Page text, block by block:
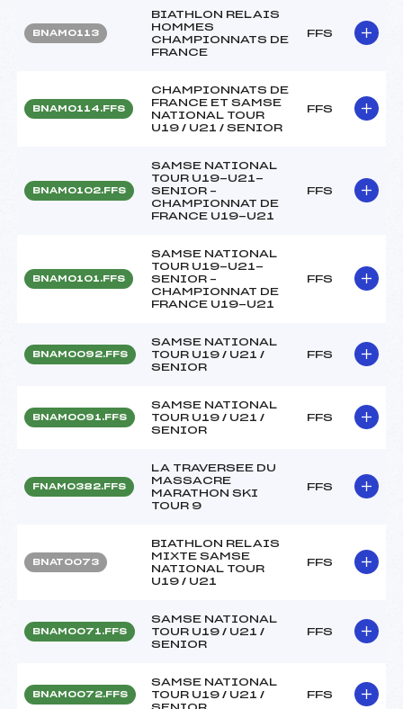
BNAM0113
BIATHLON RELAIS
HOMMES
CHAMPIONNATS DE
FRANCE
FFS
BNAM0114.FFS
CHAMPIONNATS DE
FRANCE ET SAMSE
NATIONAL TOUR
U19 / U21 / SENIOR
FFS
BNAM0102.FFS
SAMSE NATIONAL
TOUR U19-U21-
SENIOR –
CHAMPIONNAT DE
FRANCE U19-U21
FFS
BNAM0101.FFS
SAMSE NATIONAL
TOUR U19-U21-
SENIOR –
CHAMPIONNAT DE
FRANCE U19-U21
FFS
BNAM0092.FFS
SAMSE NATIONAL
TOUR U19 / U21 /
SENIOR
FFS
BNAM0091.FFS
SAMSE NATIONAL
TOUR U19 / U21 /
SENIOR
FFS
FNAM0382.FFS
LA TRAVERSEE DU
MASSACRE
MARATHON SKI
TOUR 9
FFS
BNAT0073
BIATHLON RELAIS
MIXTE SAMSE
NATIONAL TOUR
U19 / U21
FFS
BNAM0071.FFS
SAMSE NATIONAL
TOUR U19 / U21 /
SENIOR
FFS
BNAM0072.FFS
SAMSE NATIONAL
TOUR U19 / U21 /
SENIOR
FFS